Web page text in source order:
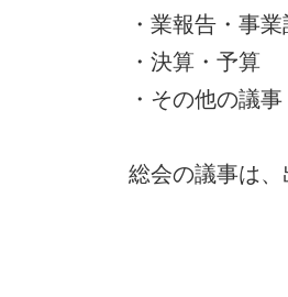
・業報告・事
・決算・予算
・その他の議事
総会の議事は、